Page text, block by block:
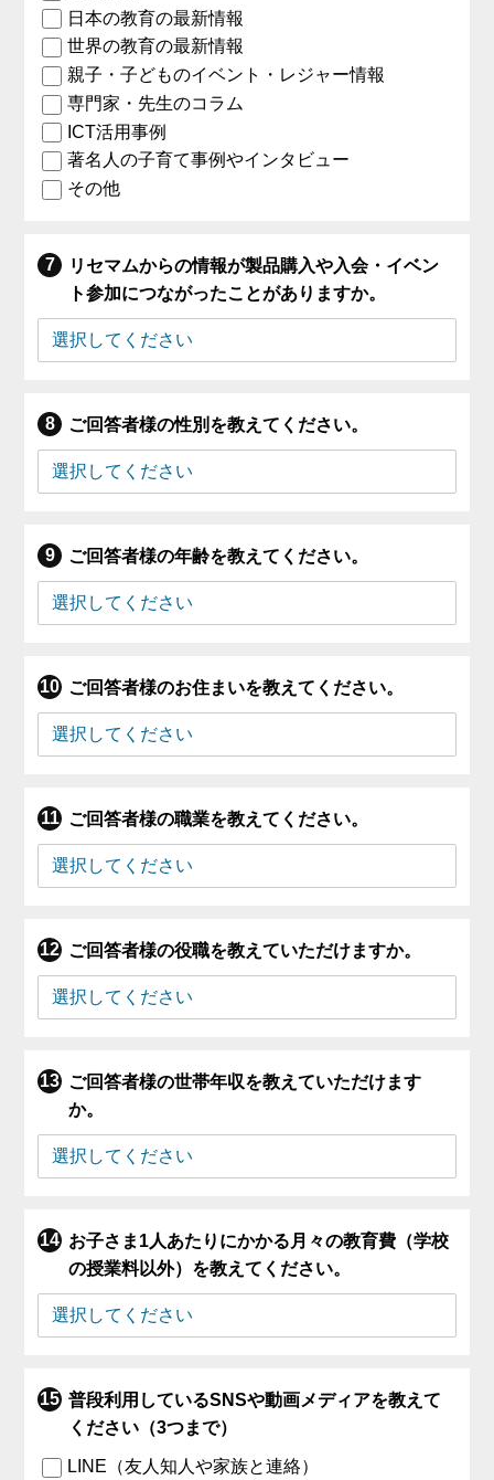
日本の教育の最新情報
世界の教育の最新情報
親子・子どものイベント・レジャー情報
専門家・先生のコラム
ICT活用事例
著名人の子育て事例やインタビュー
その他
リセマムからの情報が製品購入や入会・イベン
ト参加につながったことがありますか。
ご回答者様の性別を教えてください。
ご回答者様の年齢を教えてください。
ご回答者様のお住まいを教えてください。
ご回答者様の職業を教えてください。
ご回答者様の役職を教えていただけますか。
ご回答者様の世帯年収を教えていただけます
か。
お子さま1人あたりにかかる月々の教育費（学校
の授業料以外）を教えてください。
普段利用しているSNSや動画メディアを教えて
ください（3つまで）
LINE（友人知人や家族と連絡）